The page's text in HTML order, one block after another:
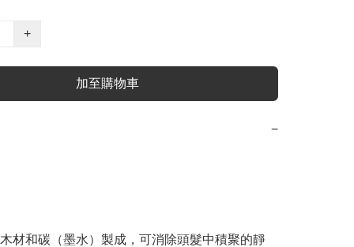
+
加至購物車
−
材和碳（墨水）製成，可消除頭髮中積聚的靜